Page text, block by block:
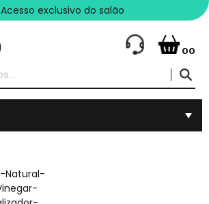
Acesso exclusivo do salão
00